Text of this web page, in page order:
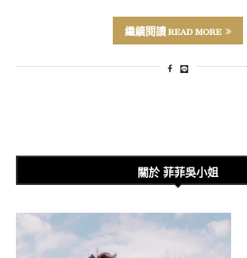
繼續閱讀 READ MORE
關於 菲菲吳小姐